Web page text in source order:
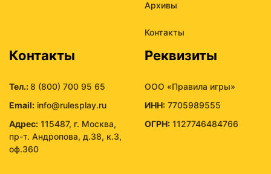
Архивы
Контакты
Контакты
Тел.:8 (800) 700 95 65
Email: info@rulesplay.ru
Адрес: 115487, г. Москва,
пр-т. Андропова, д.38, к.3,
оф.360
Реквизиты
ООО «Правила игры»
ИНН: 7705989555
ОГРН: 1127746484766